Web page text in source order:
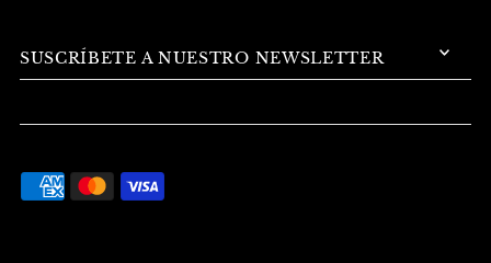
SUSCRÍBETE A NUESTRO NEWSLETTER